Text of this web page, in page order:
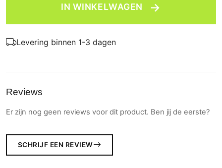
IN WINKELWAGEN →
Levering binnen 1-3 dagen
Reviews
Er zijn nog geen reviews voor dit product. Ben jij de eerste?
SCHRIJF EEN REVIEW